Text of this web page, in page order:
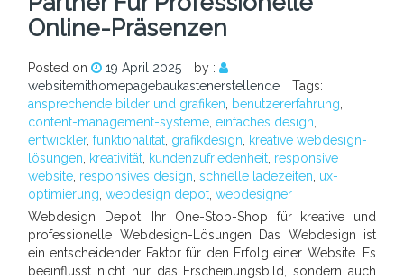
Online-Präsenzen
Posted on 19 April 2025
by :
websitemithomepagebaukastenerstellende
Tags:
ansprechende bilder und grafiken
benutzererfahrung
content-management-systeme einfaches design
entwickler, funktionalität grafikdesign
kreative webdesign-
lösungen
kreativität kundenzufriedenheit responsive
website responsives design schnelle ladezeiten ux-
optimierung webdesign depot webdesigner
Webdesign Depot: Ihr One-Stop-Shop für kreative und
professionelle Webdesign-Lösungen Das Webdesign ist
ein entscheidender Faktor für den Erfolg einer Website. Es
beeinflusst nicht nur das Erscheinungsbild, sondern auch